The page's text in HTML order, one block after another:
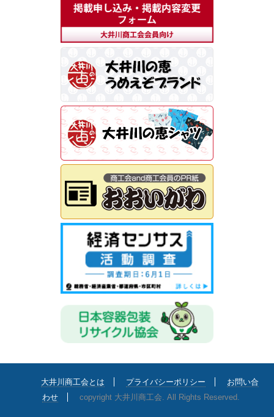
大井川商工会とは プライバシーポリシー
お問い合
わせ
copyright 大井川商工会. All Rights Reserved.